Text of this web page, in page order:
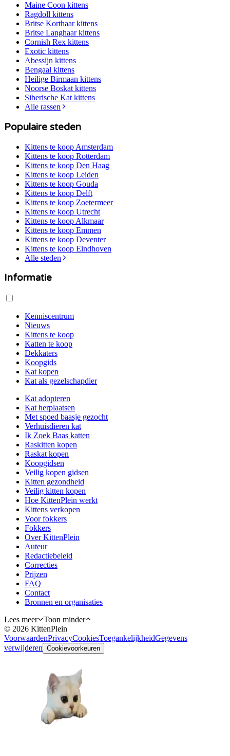
Maine Coon kittens
Ragdoll kittens
Britse Korthaarkittens
Britse Langhaarkittens
Cornish Rex kittens
Exotic kittens
Abessijn kittens
Bengaal kittens
Heilige Birmaan kittens
Noorse Boskat kittens
Siberische Kat kittens
Alle rassen
Populaire steden
Kittens te koop Amsterdam
Kittens te koop Rotterdam
Kittens te koop Den Haag
Kittens te koop Leiden
Kittens te koop Gouda
Kittens te koop Delft
Kittens te koop Zoetermeer
Kittens te koop Utrecht
Kittens te koop Alkmaar
Kittens te koop Emmen
Kittens te koop Deventer
Kittens te koop Eindhoven
Alle steden
Informatie
Kenniscentrum
Nieuws
Kittens te koop
Katten te koop
Dekkaters
Koopgids
Kat kopen
Kat als gezelschapdier
Kat adopteren
Kat herplaatsen
Met spoed baasje gezocht
Verhuisdieren kat
Ik Zoek Baas katten
Raskitten kopen
Raskat kopen
Koopgidsen
Veilig kopen gidsen
Kitten gezondheid
Veilig kitten kopen
Hoe KittenPlein werkt
Kittens verkopen
Voor fokkers
Fokkers
Over KittenPlein
Auteur
Redactiebeleid
Correcties
Prijzen
FAQ
Contact
Bronnen en organisaties
Lees meer
Toon minder
© 2026 KittenPlein
VoorwaardenPrivacyCookiesToegankelijkheidGegevens
verwijderen Cookievoorkeuren